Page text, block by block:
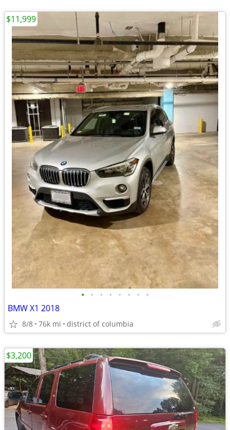
• • • • • • • •
BMW X1 2018
8/8 76k mi district of columbia
$11,999
$3,200